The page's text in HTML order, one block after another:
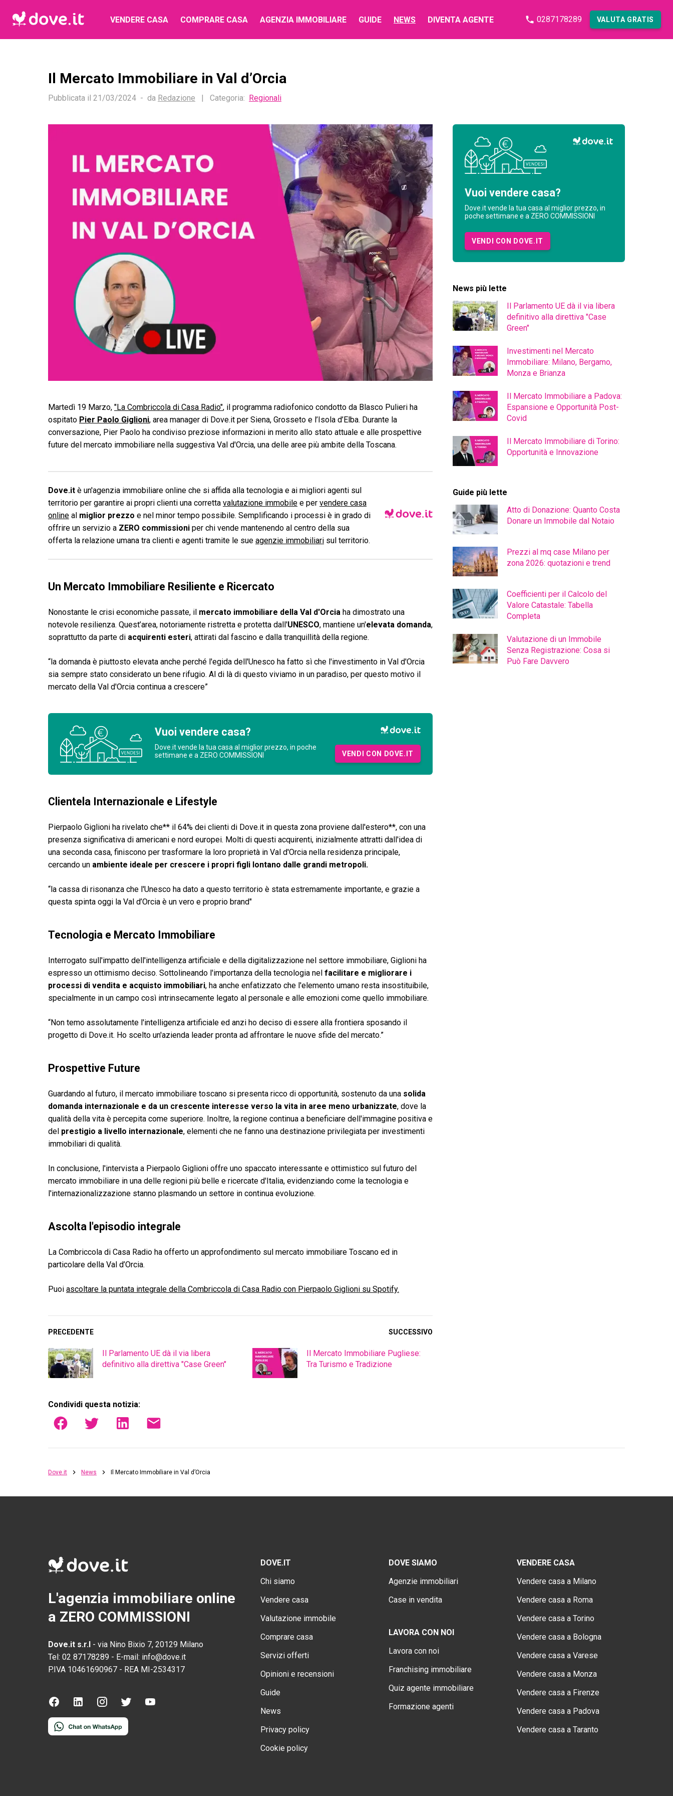
VENDERE CASA COMPRARE CASA AGENZIA IMMOBILIARE GUIDE NEWS DIVENTA AGENTE 0287178289 VALUTA GRATIS
Il Mercato Immobiliare in Val d’Orcia
Pubblicata il 21/03/2024 da Redazione | Categoria: Regionali
Martedì 19 Marzo, "La Combriccola di Casa Radio", il programma radiofonico condotto da Blasco Pulieri ha
ospitato Pier Paolo Giglioni, area manager di Dove.it per Siena, Grosseto e l’Isola d’Elba. Durante la
conversazione, Pier Paolo ha condiviso preziose informazioni in merito allo stato attuale e alle prospettive
future del mercato immobiliare nella suggestiva Val d'Orcia, una delle aree più ambite della Toscana.
Dove.it è un'agenzia immobiliare online che si affida alla tecnologia e ai migliori agenti sul
territorio per garantire ai propri clienti una corretta valutazione immobile e per vendere casa
online al miglior prezzo e nel minor tempo possibile. Semplificando i processi è in grado di
offrire un servizio a ZERO commissioni per chi vende mantenendo al centro della sua
offerta la relazione umana tra clienti e agenti tramite le sue agenzie immobiliari sul territorio.
Un Mercato Immobiliare Resiliente e Ricercato
Nonostante le crisi economiche passate, il mercato immobiliare della Val d'Orcia ha dimostrato una
notevole resilienza. Quest’area, notoriamente ristretta e protetta dall'UNESCO, mantiene un'elevata domanda,
soprattutto da parte di acquirenti esteri, attirati dal fascino e dalla tranquillità della regione.
“la domanda è piuttosto elevata anche perché l'egida dell'Unesco ha fatto sì che l'investimento in Val d'Orcia
sia sempre stato considerato un bene rifugio. Al di là di questo viviamo in un paradiso, per questo motivo il
mercato della Val d'Orcia continua a crescere”
Vuoi vendere casa?
Dove.it vende la tua casa al miglior prezzo, in poche
settimane e a ZERO COMMISSIONI
VENDI CON DOVE.IT
Clientela Internazionale e Lifestyle
Pierpaolo Giglioni ha rivelato che** il 64% dei clienti di Dove.it in questa zona proviene dall'estero**, con una
presenza significativa di americani e nord europei. Molti di questi acquirenti, inizialmente attratti dall'idea di
una seconda casa, finiscono per trasformare la loro proprietà in Val d'Orcia nella residenza principale,
cercando un ambiente ideale per crescere i propri figli lontano dalle grandi metropoli.
“la cassa di risonanza che l'Unesco ha dato a questo territorio è stata estremamente importante, e grazie a
questa spinta oggi la Val d’Orcia è un vero e proprio brand"
Tecnologia e Mercato Immobiliare
Interrogato sull'impatto dell'intelligenza artificiale e della digitalizzazione nel settore immobiliare, Giglioni ha
espresso un ottimismo deciso. Sottolineando l'importanza della tecnologia nel facilitare e migliorare i
processi di vendita e acquisto immobiliari, ha anche enfatizzato che l'elemento umano resta insostituibile,
specialmente in un campo così intrinsecamente legato al personale e alle emozioni come quello immobiliare.
“Non temo assolutamente l'intelligenza artificiale ed anzi ho deciso di essere alla frontiera sposando il
progetto di Dove.it. Ho scelto un'azienda leader pronta ad affrontare le nuove sfide del mercato.”
Prospettive Future
Guardando al futuro, il mercato immobiliare toscano si presenta ricco di opportunità, sostenuto da una solida
domanda internazionale e da un crescente interesse verso la vita in aree meno urbanizzate, dove la
qualità della vita è percepita come superiore. Inoltre, la regione continua a beneficiare dell'immagine positiva e
del prestigio a livello internazionale, elementi che ne fanno una destinazione privilegiata per investimenti
immobiliari di qualità.
In conclusione, l'intervista a Pierpaolo Giglioni offre uno spaccato interessante e ottimistico sul futuro del
mercato immobiliare in una delle regioni più belle e ricercate d'Italia, evidenziando come la tecnologia e
l'internazionalizzazione stanno plasmando un settore in continua evoluzione.
Ascolta l'episodio integrale
La Combriccola di Casa Radio ha offerto un approfondimento sul mercato immobiliare Toscano ed in
particolare della Val d’Orcia.
Puoi ascoltare la puntata integrale della Combriccola di Casa Radio con Pierpaolo Giglioni su Spotify.
PRECEDENTE
Il Parlamento UE dà il via libera
definitivo alla direttiva "Case Green"
SUCCESSIVO
Il Mercato Immobiliare Pugliese:
Tra Turismo e Tradizione
Condividi questa notizia:
Vuoi vendere casa?
Dove.it vende la tua casa al miglior prezzo, in
poche settimane e a ZERO COMMISSIONI
VENDI CON DOVE.IT
News più lette
Il Parlamento UE dà il via libera
definitivo alla direttiva "Case
Green"
Investimenti nel Mercato
Immobiliare: Milano, Bergamo,
Monza e Brianza
Il Mercato Immobiliare a Padova:
Espansione e Opportunità Post-
Covid
Il Mercato Immobiliare di Torino:
Opportunità e Innovazione
Guide più lette
Atto di Donazione: Quanto Costa
Donare un Immobile dal Notaio
Prezzi al mq case Milano per
zona 2026: quotazioni e trend
Coefficienti per il Calcolo del
Valore Catastale: Tabella
Completa
Valutazione di un Immobile
Senza Registrazione: Cosa si
Può Fare Davvero
Dove.it News Il Mercato Immobiliare in Val d’Orcia
L'agenzia immobiliare online
a ZERO COMMISSIONI
Dove.it s.r.l - via Nino Bixio 7, 20129 Milano
Tel: 02 87178289 - E-mail: info@dove.it
P.IVA 10461690967 - REA MI-2534317
DOVE.IT
Chi siamo
Vendere casa
Valutazione immobile
Comprare casa
Servizi offerti
Opinioni e recensioni
Guide
News
Privacy policy
Cookie policy
DOVE SIAMO
Agenzie immobiliari
Case in vendita
LAVORA CON NOI
Lavora con noi
Franchising immobiliare
Quiz agente immobiliare
Formazione agenti
VENDERE CASA
Vendere casa a Milano
Vendere casa a Roma
Vendere casa a Torino
Vendere casa a Bologna
Vendere casa a Varese
Vendere casa a Monza
Vendere casa a Firenze
Vendere casa a Padova
Vendere casa a Taranto